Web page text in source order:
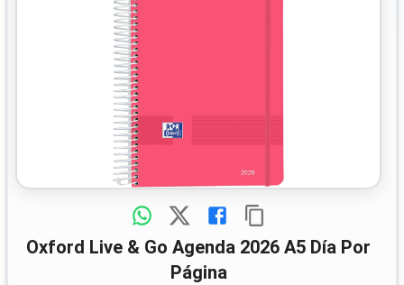
Oxford Live & Go Agenda 2026 A5 Día Por
Página